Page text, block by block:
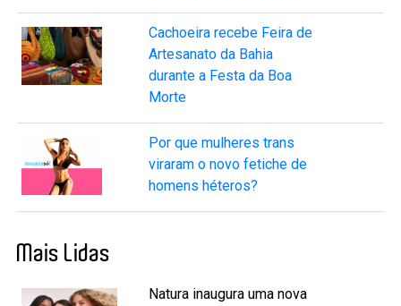
Cachoeira recebe Feira de
Artesanato da Bahia
durante a Festa da Boa
Morte
Por que mulheres trans
viraram o novo fetiche de
homens héteros?
Mais Lidas
Natura inaugura uma nova